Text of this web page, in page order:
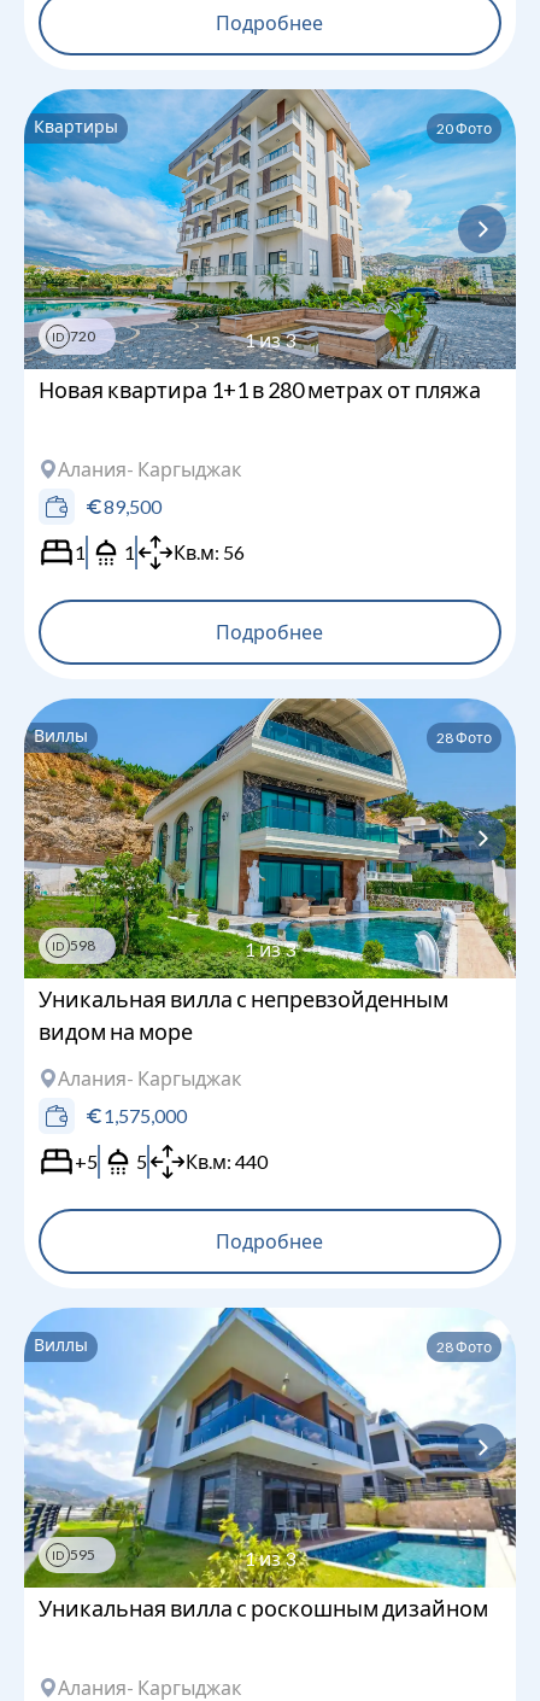
Подробнее
Квартиры 20Фото
ID 720 1из3
Новая квартира 1+1 в 280 метрах от пляжа
Алания- Каргыджак
89,500
1
1 Кв.м: 56
Подробнее
Виллы 28Фото
ID 598 1из3
Уникальная вилла с непревзойденным
видом на море
Алания- Каргыджак
1,575,000
+5
5 Кв.м: 440
Подробнее
Виллы 28Фото
ID 595 1из3
Уникальная вилла с роскошным дизайном
Алания- Каргыджак